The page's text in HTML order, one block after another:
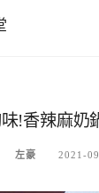
!香辣麻奶
左豪 2021-